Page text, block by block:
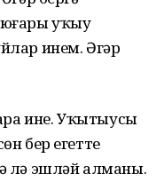
юғары уҡыу
инем. Әгәр
ине. Уҡытыусы
бер егетте
лә эшләй алманы.